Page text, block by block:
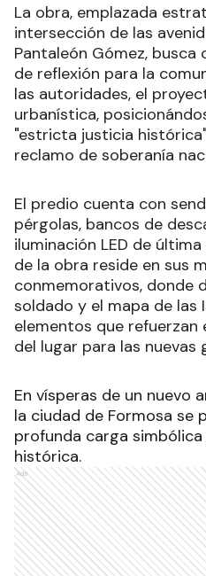
La obra, emplazada
intersección de las
Pantaleón Gómez,
de reflexión para la
las autoridades, el
urbanística,
"estricta justicia
reclamo de soberanía
El predio cuenta con
pérgolas, bancos de
iluminación LED de
de la obra reside en sus
conmemorativos, donde
soldado y el mapa de las
elementos que
del lugar para las nuevas
En vísperas de un nuevo
la ciudad de Formosa se
profunda carga
histórica.
Ads